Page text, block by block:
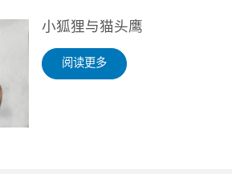
小狐狸与猫头鹰
阅读更多